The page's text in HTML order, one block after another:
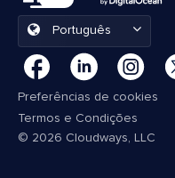
Português
Preferências de cookies
Termos e Condições
© 2026 Cloudways, LLC